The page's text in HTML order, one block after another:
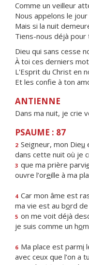
Comme un veilleur
Nous appelons le
Mais si la nuit
Tiens-nous déjà pour
Dieu qui sans cesse
À toi ces derniers
L'Esprit du Christ en
Et les confie à ton
ANTIENNE
Dans ma nuit, je crie
PSAUME : 87
2 Seigneur, mon Dieu
dans cette nuit où je
3 que ma prière parvi
ouvre l’oreille à ma
4 Car mon âme est
ma vie est au bord de
5 on me voit déjà
je suis comme un ho
6 Ma place est parmi
avec ceux que l’on a tu